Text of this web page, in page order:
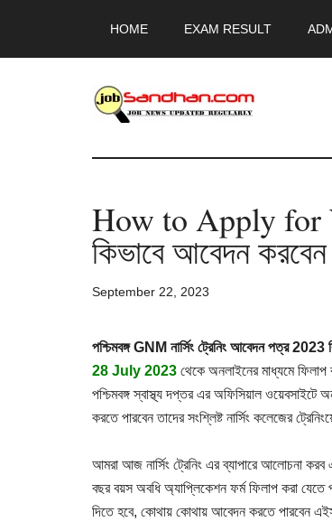
main
primary
footer
HOME EXAM RESULT
-
Govt
Jobs,
Admit
Card,
Result,
Syllabus,
News
How to Apply for
কিভাবে আবেদন করবেন
September 22, 2023
পশ্চিমবঙ্গ GNM নার্সিং ট্রেনিং আবেদন পত্র
28 July 2023 থেকে অনলাইনের মাধ্যমে ফিলাপ
পশ্চিমবঙ্গ স্বাস্থ্য দপ্তর এর অফিসিয়াল ওয়েবসাইটে
করতে পারবেন তাদের সংশ্লিষ্ট নার্সিং কলেজের
আমরা আজ নার্সিং ট্রেনিং এর ব্যাপারে আলোচনা করব
বছর বয়স অবধি অ্যাপ্লিকেশন ফর্ম ফিলাপ করা যেতে
দিতে হবে, কোথায় কোথায় আবেদন করতে পারবেন